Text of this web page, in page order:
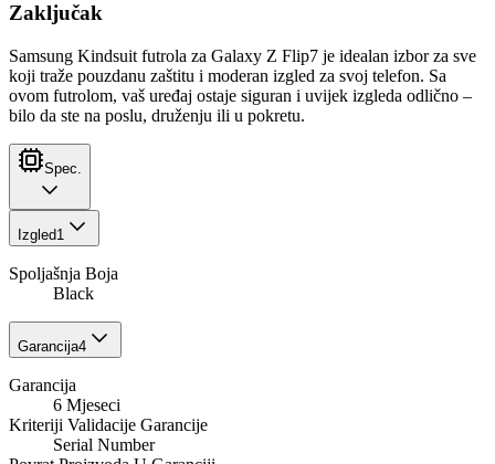
Zaključak
Samsung Kindsuit futrola za Galaxy Z Flip7 je idealan izbor za sve
koji traže pouzdanu zaštitu i moderan izgled za svoj telefon. Sa
ovom futrolom, vaš uređaj ostaje siguran i uvijek izgleda odlično –
bilo da ste na poslu, druženju ili u pokretu.
Spec.
Izgled1
Spoljašnja Boja
Black
Garancija4
Garancija
6 Mjeseci
Kriteriji Validacije Garancije
Serial Number